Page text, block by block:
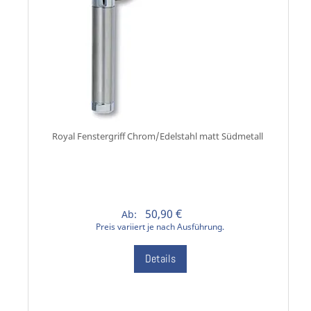
Royal Fenstergriff Chrom/Edelstahl matt Südmetall
Ab: 50,90 €
Preis variiert je nach Ausführung.
Details